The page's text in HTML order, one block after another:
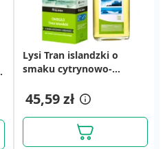
Lysi Tran islandzki o
smaku cytrynowo-
45,59 zł